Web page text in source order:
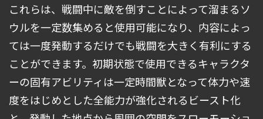
これらは、戦闘中に敵を倒すことによって溜まるソ
ウルを一定数集めると使用可能になり、内容によっ
ては一度発動するだけでも戦闘を大きく有利にする
ことができます。初期状態で使用できるキャラクタ
ーの固有アビリティは一定時間獣となって体力や速
度をはじめとした全能力が強化されるビースト化